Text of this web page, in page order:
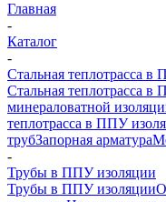
Главная
-
Каталог
-
Стальная теплотрасса
Стальная теплотрасса
минераловатной
теплотрасса в ППУ
трубЗапорная арматура
-
Трубы в ППУ изоляции
Трубы в ППУ изоляции